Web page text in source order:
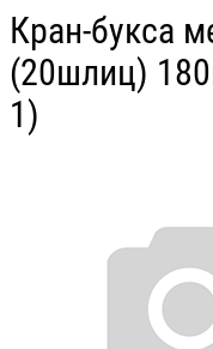
Кран-букса
(20шлиц)
1)